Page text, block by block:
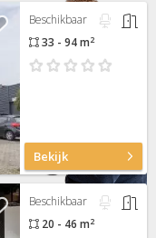
Beschikbaar
33 - 94 m2
Bekijk
Beschikbaar
20 - 46 m2